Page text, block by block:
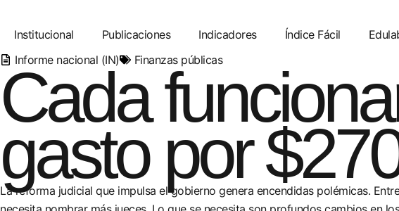
Institucional Publicaciones Indicadores Índice Fácil
Informe nacional (IN)
Finanzas públicas
Cada
gasto por
La reforma judicial que impulsa el gobierno genera encendidas polémicas.